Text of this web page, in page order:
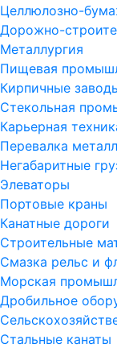
Целлюлозно-
Дорожно-
Металлургия
Пищевая
Кирпичные
Стекольная
Карьерная
Перевалка
Негабаритные
Элеваторы
Портовые краны
Канатные дороги
Строительные
Смазка рельс и
Морская
Дробильное
Стальные канаты